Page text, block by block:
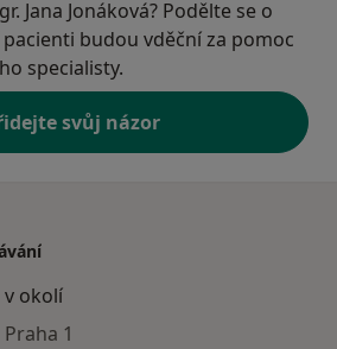
Jana Jonáková? Podělte se o
budou vděční za pomoc
specialisty.
svůj názor
okolí
1